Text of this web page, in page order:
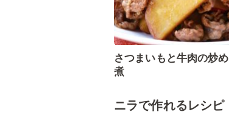
さつまいもと牛肉の炒め
煮
ニラで作れるレシピ